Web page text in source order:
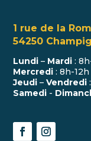
1 rue de la
54250
Lundi – Mardi :
Mercredi : 8h-12h
Jeudi –Vendredi
Samedi -